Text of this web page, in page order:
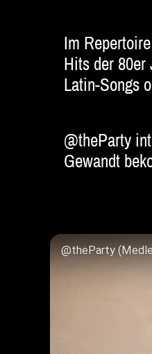
Im
Hits der
Latin-Songs
@theParty
Gewandt
@theParty